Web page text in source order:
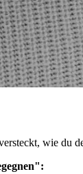
wie du